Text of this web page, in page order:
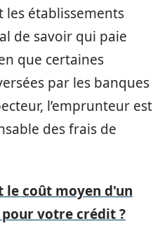
les établissements
de savoir qui paie
que certaines
par les banques
l’emprunteur est
des frais de
le coût moyen d'un
votre crédit ?